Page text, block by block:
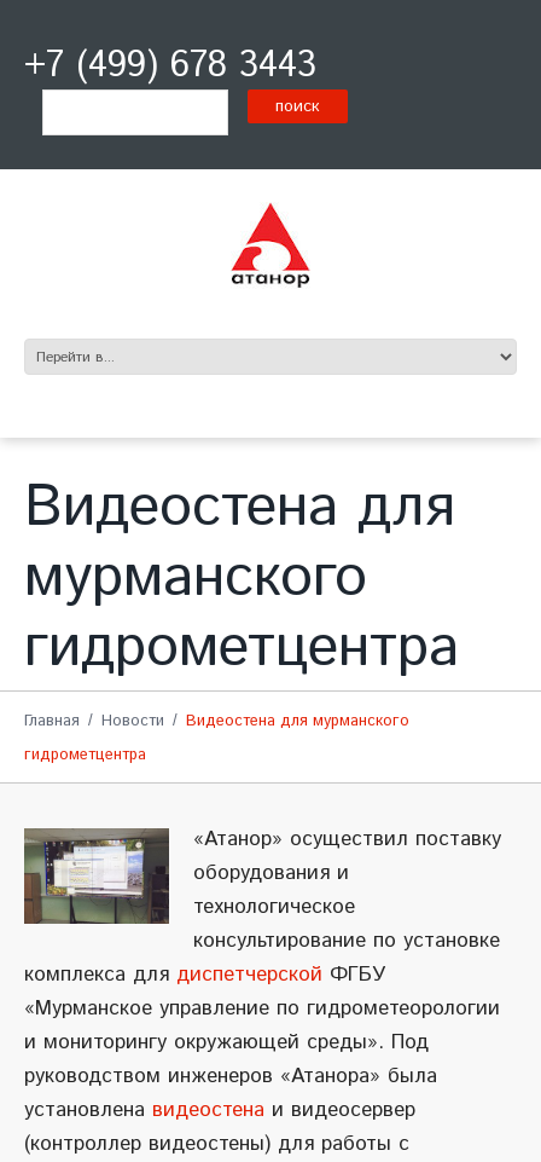
+7 (499) 678 3443
Видеостена для
мурманского
гидрометцентра
Главная Новости
Видеостена для мурманского
гидрометцентра
«Атанор» осуществил поставку
оборудования и
технологическое
консультирование по установке
комплекса для диспетчерской ФГБУ
«Мурманское управление по гидрометеорологии
и мониторингу окружающей среды». Под
руководством инженеров «Атанора» была
установлена видеостена и видеосервер
(контроллер видеостены) для работы с